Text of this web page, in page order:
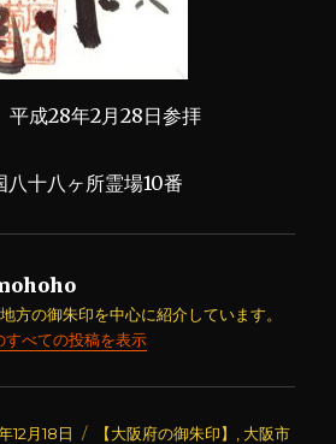
成28年2月28日参拝
八十八ヶ所霊場10番
方の御朱印を中心に紹介しています。
べての投稿を表示
12月18日
カ【大阪府の御朱印】
大阪市